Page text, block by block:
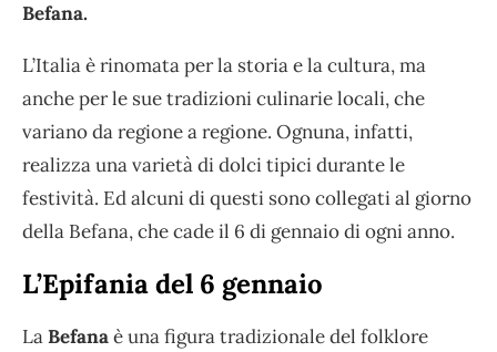
Befana.
L’Italia è rinomata per la storia e la cultura, ma
anche per le sue tradizioni culinarie locali, che
variano da regione a regione. Ognuna, infatti,
realizza una varietà di dolci tipici durante le
festività. Ed alcuni di questi sono collegati al giorno
della Befana, che cade il 6 di gennaio di ogni anno.
L’Epifania del 6 gennaio
LaBefanaè una figura tradizionale del folklore